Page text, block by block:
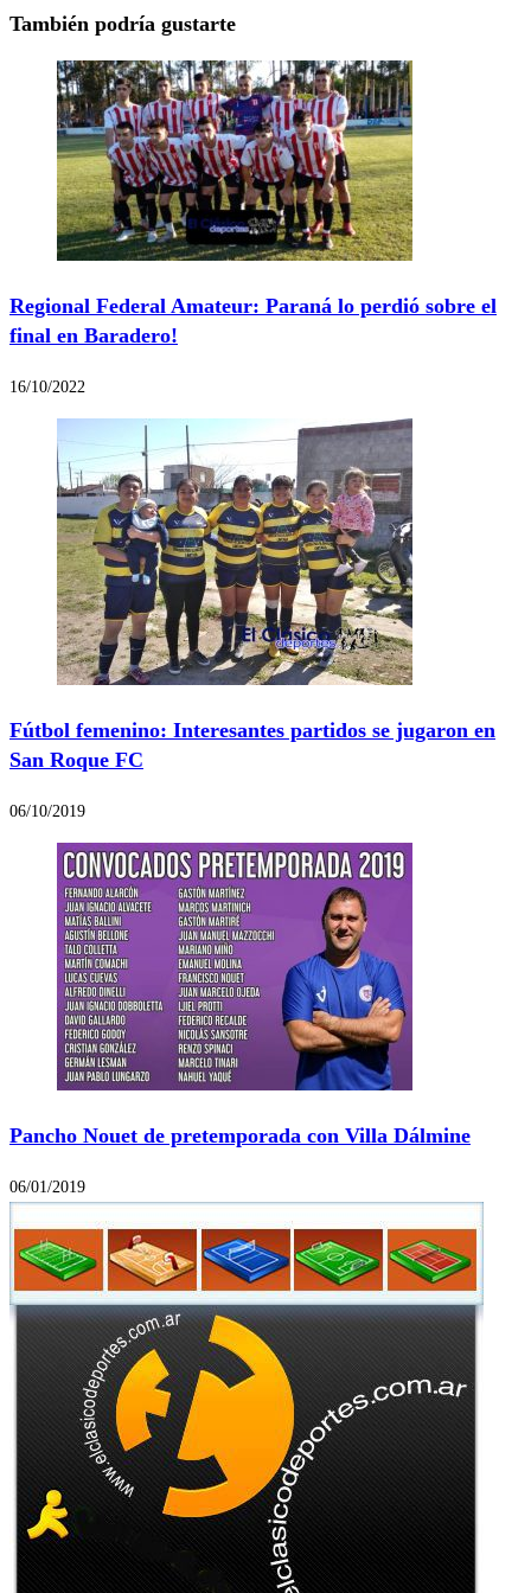
También podría gustarte
Regional Federal Amateur: Paraná lo perdió sobre el
final en Baradero!
16/10/2022
Fútbol femenino: Interesantes partidos se jugaron en
San Roque FC
06/10/2019
Pancho Nouet de pretemporada con Villa Dálmine
06/01/2019